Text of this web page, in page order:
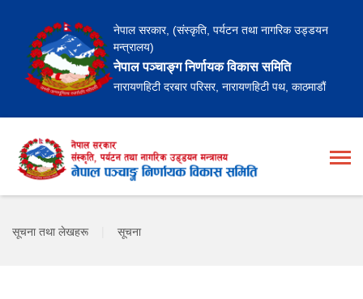
नेपाल सरकार, (संस्कृति, पर्यटन तथा नागरिक उड्डयन
मन्त्रालय)
नेपाल पञ्चाङ्ग निर्णायक विकास समिति
नारायणहिटी दरबार परिसर, नारायणहिटी पथ, काठमाडौं
सूचना तथा लेखहरू सूचना